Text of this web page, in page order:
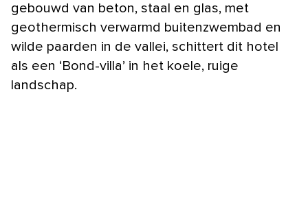
gebouwd van beton, staal en glas, met
geothermisch verwarmd buitenzwembad en
wilde paarden in de vallei, schittert dit hotel
als een ‘Bond-villa’ in het koele, ruige
landschap.